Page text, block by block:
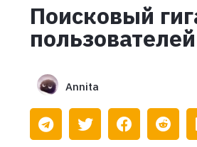
Поисковый
Annita